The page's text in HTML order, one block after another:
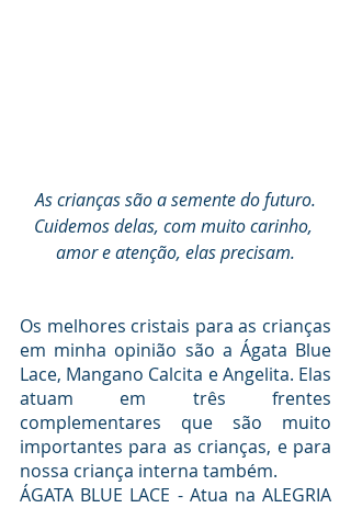
As crianças são a semente do futuro.
Cuidemos delas, com muito carinho,
amor e atenção, elas precisam.
Os melhores cristais para as crianças
em minha opinião são a Ágata Blue
Lace, Mangano Calcita e Angelita. Elas
atuam em três frentes
complementares que são muito
importantes para as crianças, e para
nossa criança interna também.
ÁGATA BLUE LACE - Atua na ALEGRIA